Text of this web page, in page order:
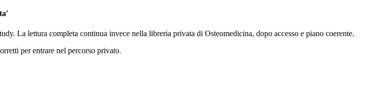
La lettura completa continua invece nella libreria privata di Osteomedicina, dopo accesso e piano coerente.
per entrare nel percorso privato.